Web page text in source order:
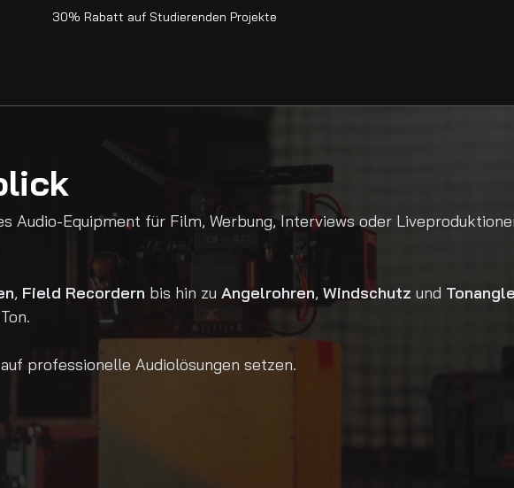
30% Rabatt auf Studierenden Projekte
Audio-Equipment für Film, Werbung, Interviews oder
, Field Recordern bis hin zu Angelrohren, Windschutz und
professionelle Audiolösungen setzen.